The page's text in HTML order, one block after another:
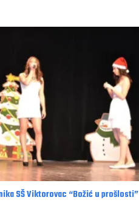
SŠ Viktorovac “Božić u prošlosti”